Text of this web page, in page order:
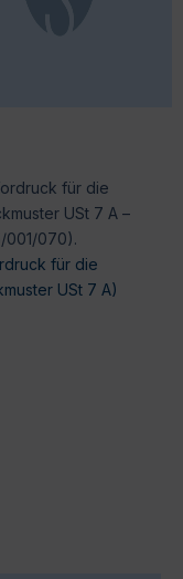
für die
USt 7 A –
001/070).
für die
USt 7 A)